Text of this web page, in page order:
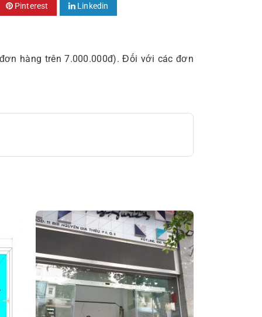
Pinterest Linkedin
hàng trên 7.000.000đ). Đối với các đơn